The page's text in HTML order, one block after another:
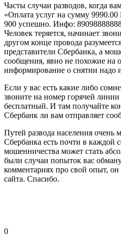
Часты случаи разводов, когда
«Оплата услуг на сумму
900 успешно. Инфо:
Человек теряется, начинает
другом конце провода
представители Сбербанка, а
сообщения, явно не похожие на
информирование о снятии надо
Если у вас есть какие либо
звоните на номер горячей
бесплатный. И там получайте
Сбербанк ли вам отправляет
Путей развода населения очень
Сбербанка есть почти в каждой
мошенничества может стать
были случаи попыток вас
комментариях про свой опыт, он
сайта. Спасибо.
0